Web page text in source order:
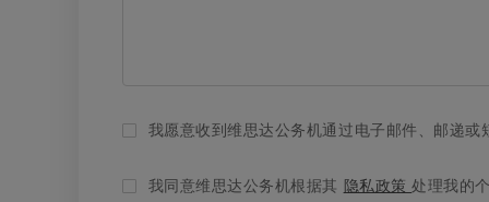
我愿意收到维思达公务机通过电子邮件、邮递或
我同意维思达公务机根据其 隐私政策处理我的